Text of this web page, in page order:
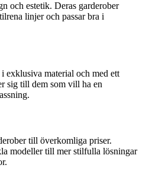
och estetik. Deras garderober
linjer och passar bra i
exklusiva material och med ett
sig till dem som vill ha en
till överkomliga priser.
modeller till mer stilfulla lösningar